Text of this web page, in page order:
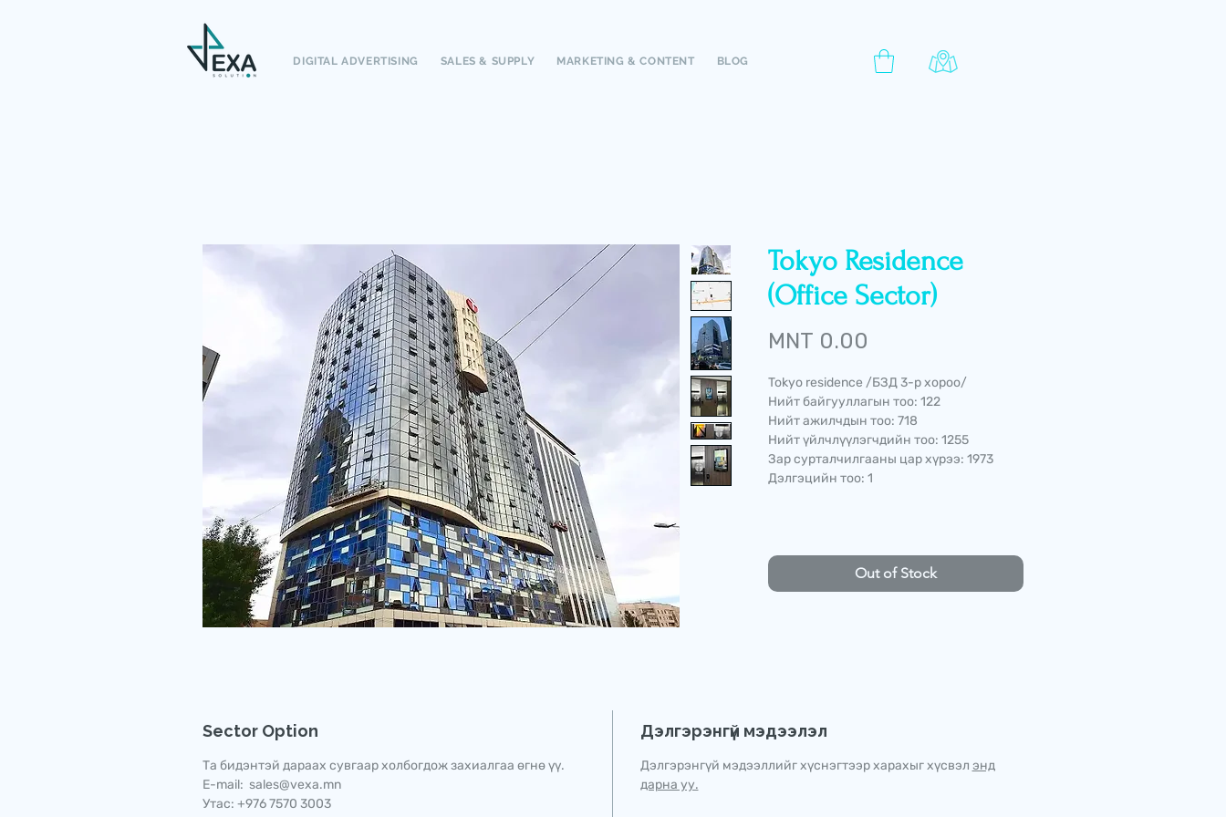
DIGITAL ADVERTISING SALES & SUPPLY MARKETING & CONTENT BLOG
Tokyo Residence
(Office Sector)
MNT 0.00
Tokyo residence /БЗД 3-р хороо/
Нийт байгууллагын тоо: 122
Нийт ажилчдын тоо: 718
Нийт үйлчлүүлэгчдийн тоо: 1255
Зар сурталчилгааны цар хүрээ: 1973
Дэлгэцийн тоо: 1
Out of Stock
Sector Option
Та бидэнтэй дараах сувгаар холбогдож захиалгаа өгнө үү.
E-mail: sales@vexa.mn
Утас: +976 7570 3003
Дэлгэрэнгүй мэдээлэл
Дэлгэрэнгүй мэдээллийг хүснэгтээр харахыг хүсвэл энд
дарна уу.